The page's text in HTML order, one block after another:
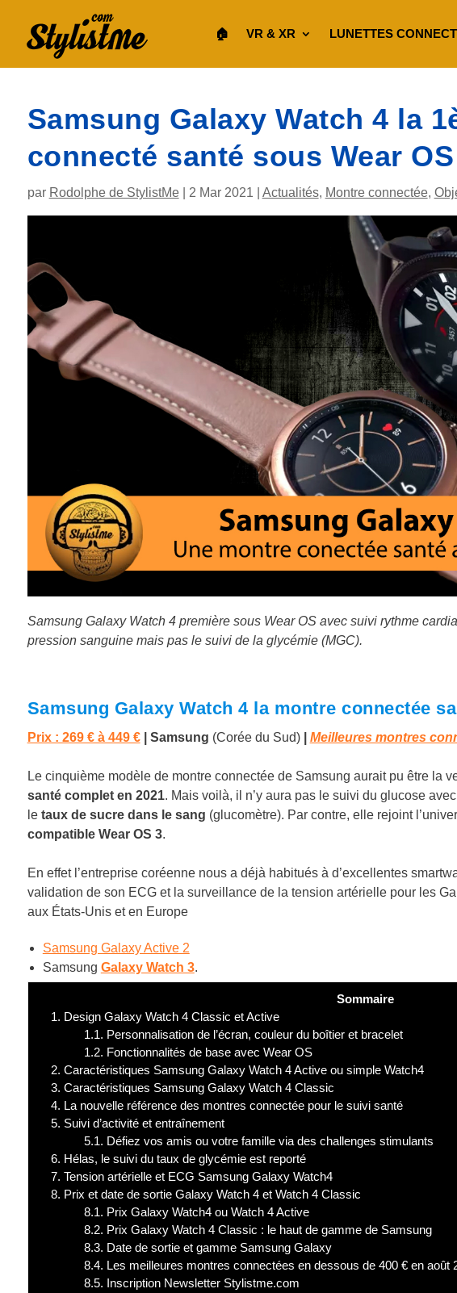
🏠︎ VR & XR LUNETTES
Samsung Galaxy Watch 4 la
connecté santé sous Wear
par Rodolphe de StylistMe| 2 Mar 2021 Actualités, Montre connectée,
Samsung Galaxy Watch 4 première sous Wear OS avec suivi rythme
pression sanguine mais pas le suivi de la glycémie (MGC).
Samsung Galaxy Watch 4 la montre connectée
Prix : 269 € à 449 € | Samsung (Corée du Sud) Meilleures montres
Le cinquième modèle de montre connectée de Samsung aurait pu être la
santé complet en 2021. Mais voilà, il n’y aura pas le suivi du glucose
le taux de sucre dans le sang (glucomètre). Par contre, elle rejoint
compatible Wear OS 3.
En effet l’entreprise coréenne nous a déjà habitués à d’excellentes
validation de son ECG et la surveillance de la tension artérielle pour les
aux États-Unis et en Europe
Samsung Galaxy Active 2
Samsung Galaxy Watch 3.
Sommaire
1. Design Galaxy Watch 4 Classic et Active
1.1. Personnalisation de l’écran, couleur du boîtier et bracelet
1.2. Fonctionnalités de base avec Wear OS
2. Caractéristiques Samsung Galaxy Watch 4 Active ou simple Watch4
3. Caractéristiques Samsung Galaxy Watch 4 Classic
4. La nouvelle référence des montres connectée pour le suivi santé
5. Suivi d’activité et entraînement
5.1. Défiez vos amis ou votre famille via des challenges stimulants
6. Hélas, le suivi du taux de glycémie est reporté
7. Tension artérielle et ECG Samsung Galaxy Watch4
8. Prix et date de sortie Galaxy Watch 4 et Watch 4 Classic
8.1. Prix Galaxy Watch4 ou Watch 4 Active
8.2. Prix Galaxy Watch 4 Classic : le haut de gamme de Samsung
8.3. Date de sortie et gamme Samsung Galaxy
8.4. Les meilleures montres connectées en dessous de 400 € en août
8.5. Inscription Newsletter Stylistme.com